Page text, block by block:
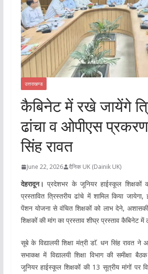
उत्तराखण्ड
कैबिनेट में रखे जायेंगे
ढांचा व ओपीएस
सिंह रावत
June 22, 2026 दैनिक UK (Dainik UK)
देहरादून। प्रदेशभर के जूनियर हाईस्कूल शिक्षकों को
प्रस्तावित त्रिस्तरीय ढांचे में शामिल किया
पेंशन योजना से वंचित शिक्षकों को लाभ देने, अशासकीय
शिक्षकों की मांग का प्रस्ताव शीघ्र प्रस्ताव कैबिनेट में
सूबे के विद्यालयी शिक्षा मंत्री डाॅ. धन सिंह रावत ने
सभाकक्ष में विद्यालयी शिक्षा विभाग की समीक्षा
जूनियर हाईस्कूल शिक्षकों की 13 सूत्रीय मांगों पर